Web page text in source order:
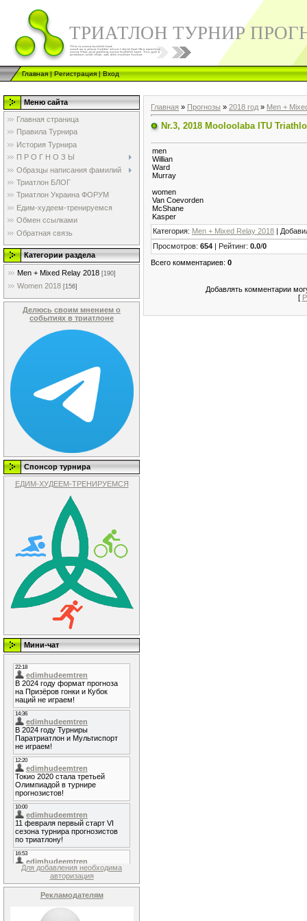
ТРИАТЛОН ТУРНИР
Главная|Регистрация|Вход
Меню сайта
Главная страница
Правила Турнира
История Турнира
П Р О Г Н О З Ы
Образцы написания фамилий
Триатлон БЛОГ
Триатлон Украина ФОРУМ
Едим-худеем-тренируемся
Обмен ссылками
Обратная связь
Категории раздела
Men + Mixed Relay 2018 [190]
Women 2018 [156]
Делюсь своим мнением о
событиях в триатлоне
Спонсор турнира
ЕДИМ-ХУДЕЕМ-ТРЕНИРУЕМСЯ
Мини-чат
Для добавления необходима
авторизация
Рекламодателям
Главная » Прогнозы » 2018 год » Men +
Nr.3, 2018 Mooloolaba ITU
men
Willian
Ward
Murray
women
Van Coevorden
McShane
Kasper
Категория: Men + Mixed Relay 2018 |
Просмотров: 654 | Рейтинг: 0.0/0
Всего комментариев: 0
Добавлять комментарии
[